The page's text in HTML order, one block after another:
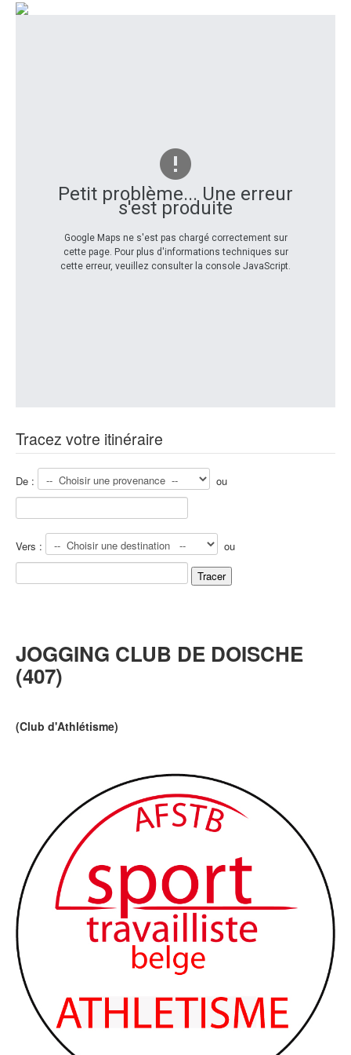
Petit problème... Une erreur
s'est produite
Google Maps ne s'est pas chargé correctement sur
cette page. Pour plus d'informations techniques sur
cette erreur, veuillez consulter la console JavaScript.
Tracez votre itinéraire
De : ou
Vers : ou
JOGGING CLUB DE DOISCHE
(407)
(Club d'Athlétisme)